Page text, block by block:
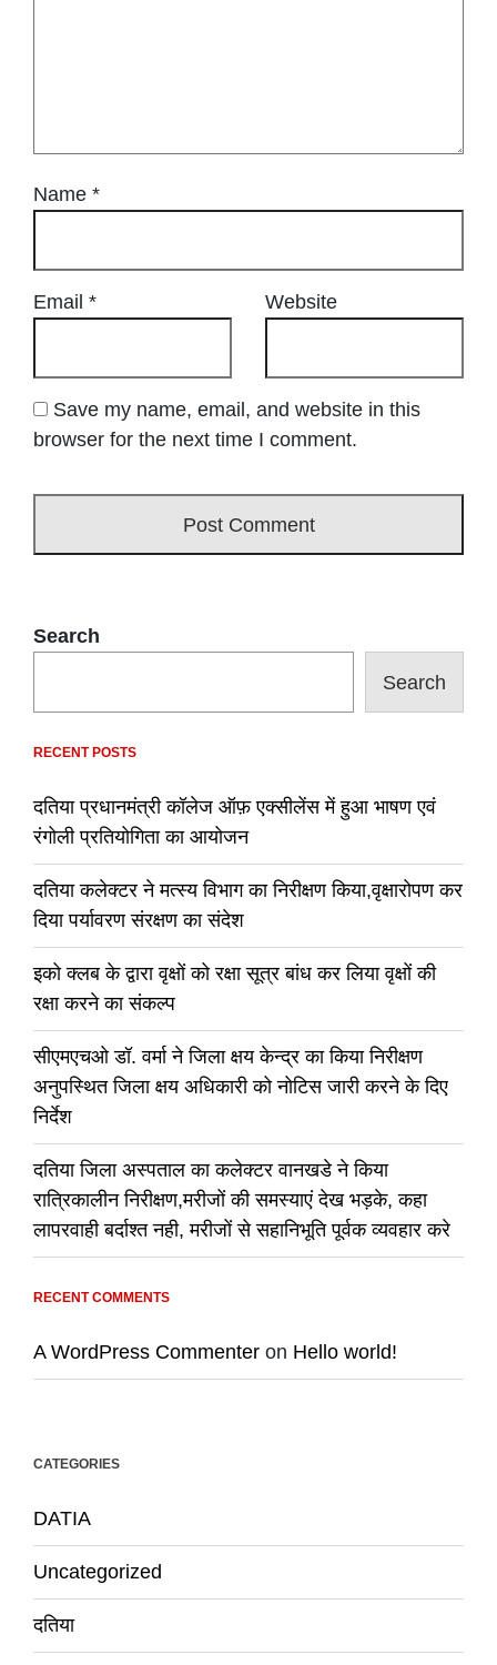
Name *
Email * Website
Save my name, email, and website in this
browser for the next time I comment.
Search
Search
RECENT POSTS
दतिया प्रधानमंत्री कॉलेज ऑफ़ एक्सीलेंस में हुआ भाषण एवं
रंगोली प्रतियोगिता का आयोजन
दतिया कलेक्टर ने मत्स्य विभाग का निरीक्षण किया,वृक्षारोपण कर
दिया पर्यावरण संरक्षण का संदेश
इको क्लब के द्वारा वृक्षों को रक्षा सूत्र बांध कर लिया वृक्षों की
रक्षा करने का संकल्प
सीएमएचओ डॉ. वर्मा ने जिला क्षय केन्द्र का किया निरीक्षण
अनुपस्थित जिला क्षय अधिकारी को नोटिस जारी करने के दिए
निर्देश
दतिया जिला अस्पताल का कलेक्टर वानखडे ने किया
रात्रिकालीन निरीक्षण,मरीजों की समस्याएं देख भड़के, कहा
लापरवाही बर्दाश्त नही, मरीजों से सहानिभूति पूर्वक व्यवहार करे
RECENT COMMENTS
A WordPress Commenter on Hello world!
CATEGORIES
DATIA
Uncategorized
दतिया